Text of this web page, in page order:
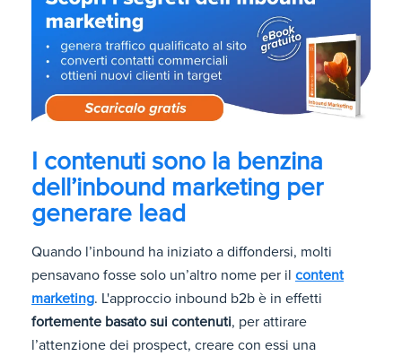
I contenuti sono la benzina
dell’inbound marketing per
generare lead
Quando l’inbound ha iniziato a diffondersi, molti
pensavano fosse solo un’altro nome per il content
marketing. L'approccio inbound b2b è in effetti
fortemente basato sui contenuti, per attirare
l’attenzione dei prospect, creare con essi una